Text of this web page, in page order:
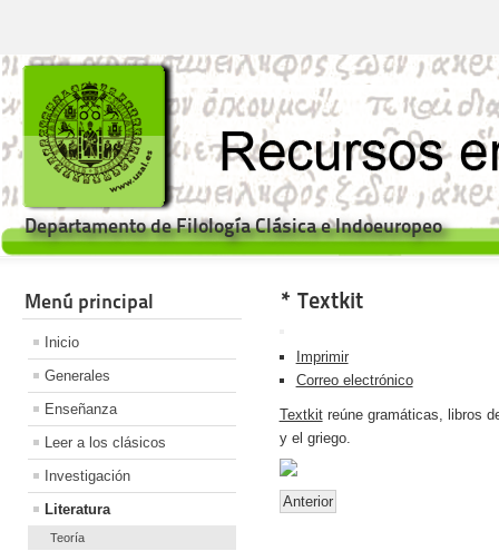
Departamento de Filología Clásica e Indoeuropeo
Menú principal
Inicio
Generales
Enseñanza
Leer a los clásicos
Investigación
Literatura
Teoría
* Textkit
Imprimir
Correo electrónico
Textkitreúne gramáticas, libros
y el griego.
Anterior